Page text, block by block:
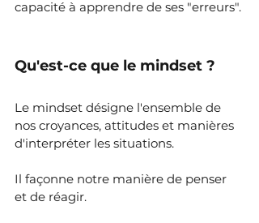
capacité à apprendre de ses "erreurs".
Qu'est-ce que le mindset ?
Le mindset désigne l'ensemble de
nos croyances, attitudes et manières
d'interpréter les situations.
Il façonne notre manière de penser
et de réagir.